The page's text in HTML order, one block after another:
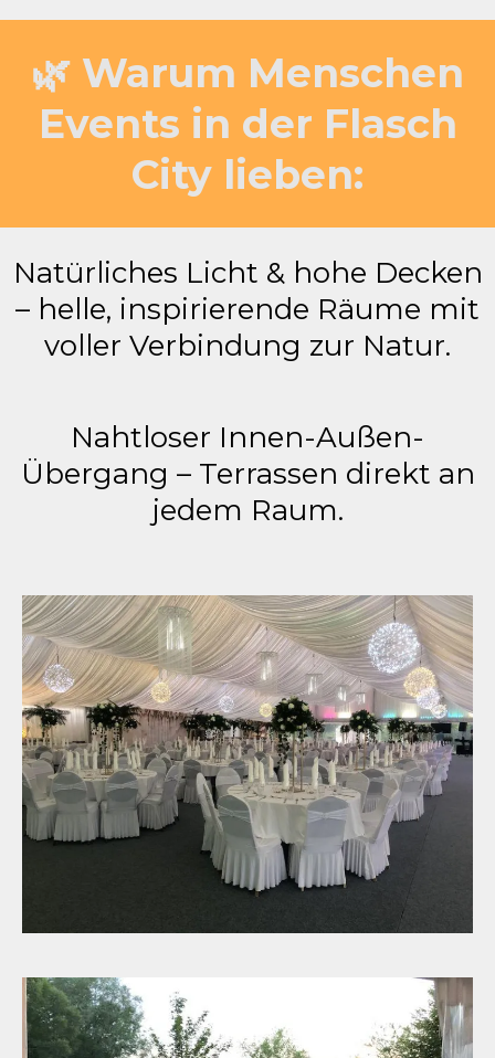
🌿 Warum Menschen
Events in der Flasch
City lieben:
Natürliches Licht & hohe Decken
– helle, inspirierende Räume mit
voller Verbindung zur Natur.
Nahtloser Innen-Außen-
Übergang – Terrassen direkt an
jedem Raum.